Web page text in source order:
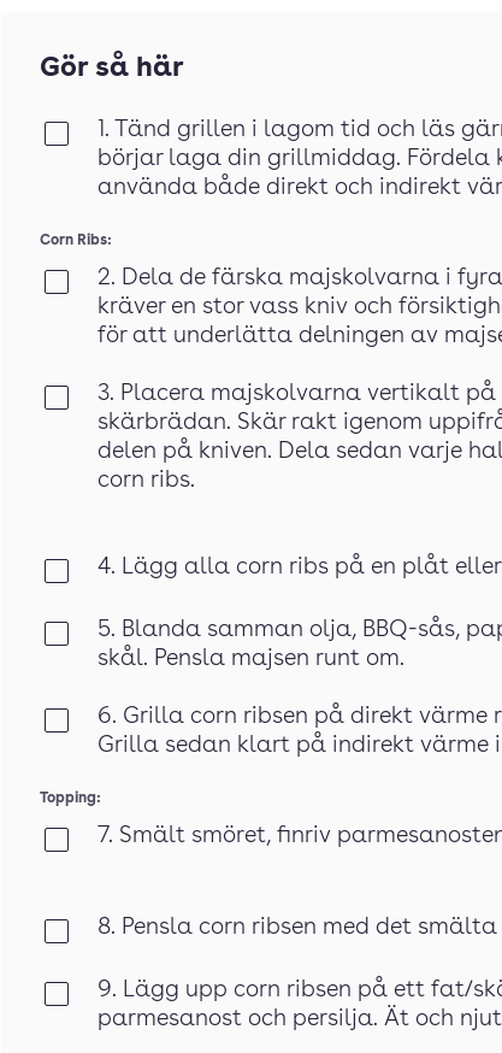
Gör så här
1. Tänd grillen i lagom tid och läs
börjar laga din grillmiddag.
använda både direkt och indirekt
Corn Ribs:
2. Dela de färska majskolvarna i
kräver en stor vass kniv och
för att underlätta delningen av
3. Placera majskolvarna vertikalt
skärbrädan. Skär rakt igenom
delen på kniven. Dela sedan varje
corn ribs.
4. Lägg alla corn ribs på en plåt
5. Blanda samman olja, BBQ-sås,
skål. Pensla majsen runt om.
6. Grilla corn ribsen på direkt
Grilla sedan klart på indirekt värme
Topping:
7. Smält smöret, finriv
8. Pensla corn ribsen med det smälta
9. Lägg upp corn ribsen på ett fat/
parmesanost och persilja. Ät och